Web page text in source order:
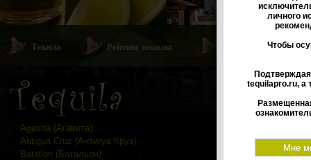
личного
Чтобы
tequilapro.ru, а
Текила Рейтинг текилы Коктейли с текилой
Agavita (Агавита)
Antigua Cruz (Антигуа Круз)
Batallon (Батальон)